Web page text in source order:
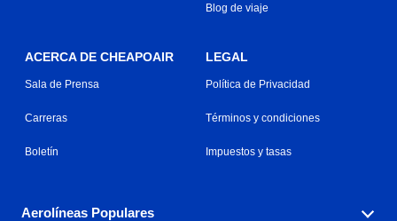
Blog de viaje
ACERCA DE CHEAPOAIR
Sala de Prensa
Carreras
Boletín
LEGAL
Política de Privacidad
Términos y condiciones
Impuestos y tasas
Aerolíneas Populares